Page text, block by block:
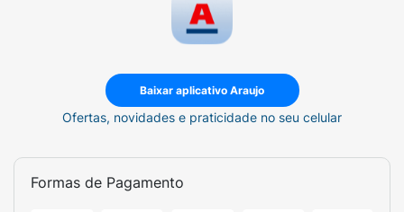
Baixar aplicativo Araujo
Ofertas, novidades e praticidade no seu celular
Formas de Pagamento